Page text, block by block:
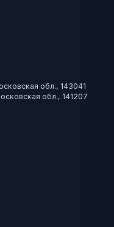
обл., 143041
обл., 141207